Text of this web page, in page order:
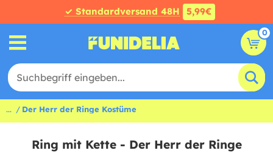
✓ Standardversand 48H 5,99€
0
... Der Herr der Ringe Kostüme
Ring mit Kette - Der Herr der Ringe